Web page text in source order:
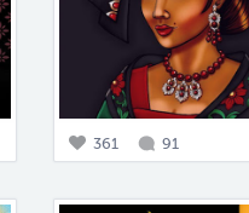
361 91